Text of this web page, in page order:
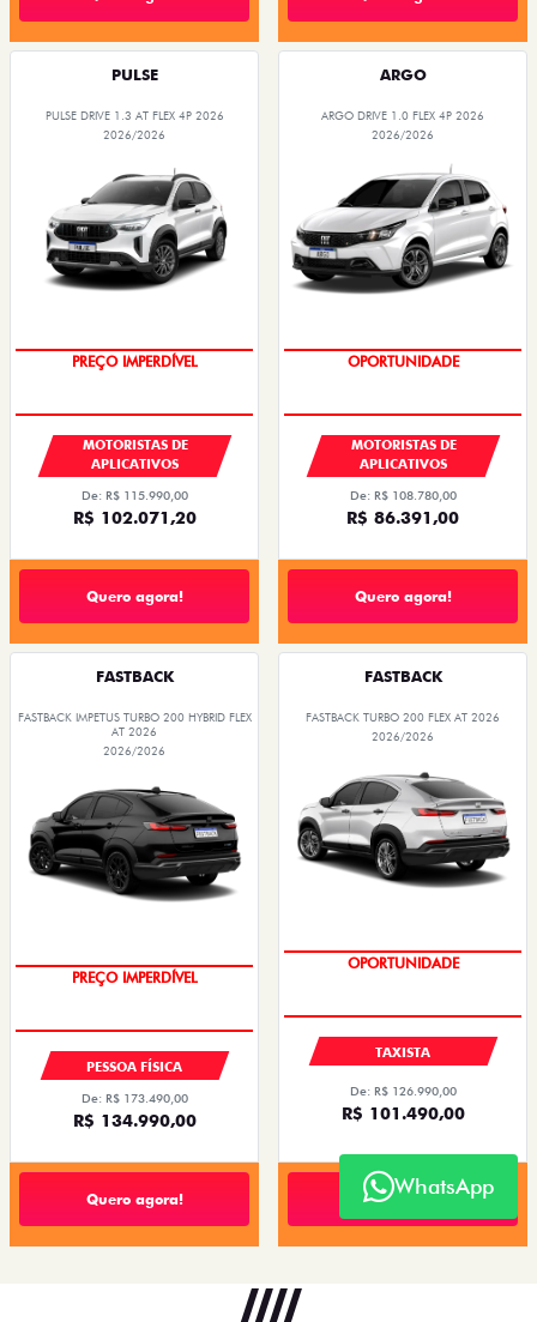
PULSE
PULSE DRIVE 1.3 AT FLEX 4P 2026
2026/2026
PREÇO IMPERDÍVEL
MOTORISTAS DE
APLICATIVOS
De: R$ 115.990,00
R$ 102.071,20
Quero agora!
ARGO
ARGO DRIVE 1.0 FLEX 4P 2026
2026/2026
OPORTUNIDADE
MOTORISTAS DE
APLICATIVOS
De: R$ 108.780,00
R$ 86.391,00
Quero agora!
FASTBACK
FASTBACK IMPETUS TURBO 200 HYBRID FLEX
AT 2026
2026/2026
PESSOA FÍSICA
De: R$ 173.490,00
R$ 134.990,00
Quero agora!
FASTBACK
FASTBACK TURBO 200 FLEX AT 2026
2026/2026
OPORTUNIDADE
TAXISTA
De: R$ 126.990,00
R$ 101.490,00
Quero agora!
WhatsApp